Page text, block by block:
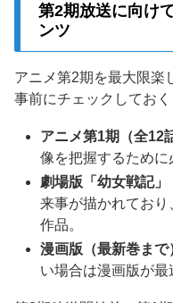
第2期放送に向け
ンツ
アニメ第2期を最大限楽
事前にチェックしてお
アニメ第1期（全12
像を把握するために
劇場版「幼女戦記」
来事が描かれてお
作品。
漫画版（最新巻まで
い場合は漫画版が最